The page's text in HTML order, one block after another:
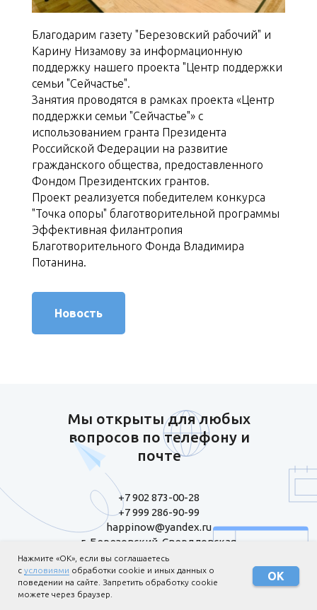
Благодарим газету "Березовский рабочий" и
Карину Низамову за информационную
поддержку нашего проекта "Центр поддержки
семьи "Сейчастье".
Занятия проводятся в рамках проекта «Центр
поддержки семьи "Сейчастье"» с
использованием гранта Президента
Российской Федерации на развитие
гражданского общества, предоставленного
Фондом Президентских грантов.
Проект реализуется победителем конкурса
"Точка опоры" благотворительной программы
Эффективная филантропия
Благотворительного Фонда Владимира
Потанина.
Новость
Нажмите «ОК», если вы соглашаетесь
с условиями обработки cookie и иных данных о
поведении на сайте. Запретить обработку cookie
можете через браузер.
ОК
Мы открыты для любых
вопросов по телефону и
почте
+7 902 873-00-28
+7 999 286-90-99
happinow@yandex.ru
г. Березовский, Свердловская
область, ул. Шиловская, 20 А-69